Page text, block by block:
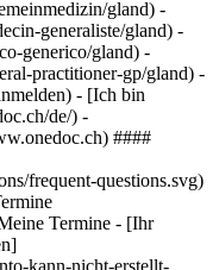
gland) -
generaliste/gland) -
generico/gland) -
practitioner-gp/gland) -
- [Ich bin
de/) -
####
frequent-questions.svg)
Termine - [Ihr
kann-nicht-erstellt-